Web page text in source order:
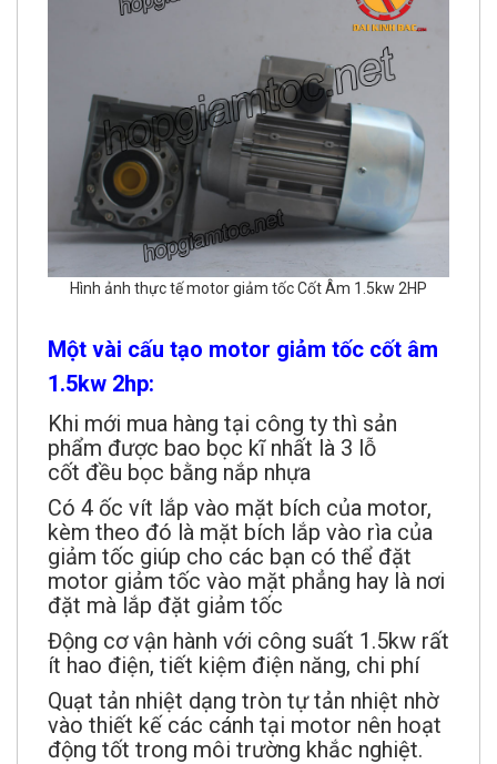
Hình ảnh thực tế motor giảm tốc Cốt Âm 1.5kw 2HP
Một vài cấu tạo motor giảm tốc cốt âm
1.5kw 2hp:
Khi mới mua hàng tại công ty thì sản
phẩm được bao bọc kĩ nhất là 3 lỗ
cốt đều bọc bằng nắp nhựa
Có 4 ốc vít lắp vào mặt bích của motor,
kèm theo đó là mặt bích lắp vào rìa của
giảm tốc giúp cho các bạn có thể đặt
motor giảm tốc vào mặt phẳng hay là nơi
đặt mà lắp đặt giảm tốc
Động cơ vận hành với công suất 1.5kw rất
ít hao điện, tiết kiệm điện năng, chi phí
Quạt tản nhiệt dạng tròn tự tản nhiệt nhờ
vào thiết kế các cánh tại motor nên hoạt
động tốt trong môi trường khắc nghiệt.